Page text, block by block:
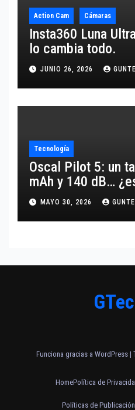
Action Cam Cámaras
Insta360 Luna
lo cambia todo.
JUNIO 26, 2026
Tecnología
Oscal Pilot 5: un
mAh y 140 dB…
MAYO 30, 2026
Funciona gracias a WordPress |
HomePolítica de
Políticas de Publicación